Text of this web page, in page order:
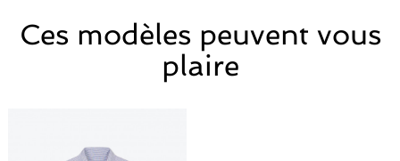
Ces modèles peuvent vous
plaire